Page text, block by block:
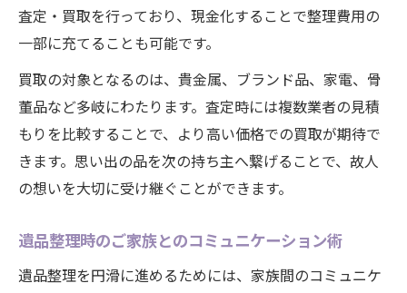
査定・買取を行っており、現金化することで整理費用の
一部に充てることも可能です。
買取の対象となるのは、貴金属、ブランド品、家電、骨
董品など多岐にわたります。査定時には複数業者の見積
もりを比較することで、より高い価格での買取が期待で
きます。思い出の品を次の持ち主へ繋げることで、故人
の想いを大切に受け継ぐことができます。
遺品整理時のご家族とのコミュニケーション術
遺品整理を円滑に進めるためには、家族間のコミュニケ